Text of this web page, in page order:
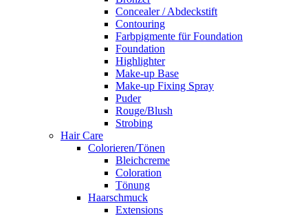
Concealer / Abdeckstift
Contouring
Farbpigmente für Foundation
Foundation
Highlighter
Make-up Base
Make-up Fixing Spray
Puder
Rouge/Blush
Strobing
Hair Care
Colorieren/Tönen
Bleichcreme
Coloration
Tönung
Haarschmuck
Extensions